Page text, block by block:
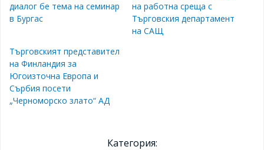
диалог бе тема на семинар
в Бургас
на работна среща с
Търговския департамент
на САЩ
Търговският представител
на Финландия за
Югоизточна Европа и
Сърбия посети
„Черноморско злато“ АД
Категория: